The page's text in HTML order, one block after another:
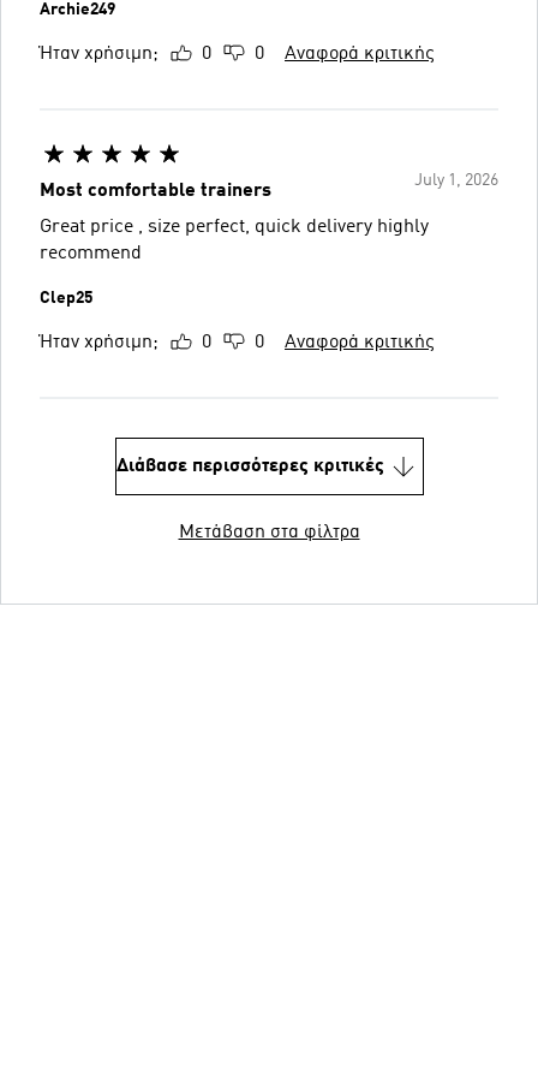
Archie249
Ήταν χρήσιμη; 0 0 Αναφορά κριτικής
July 1, 2026
Most comfortable trainers
Great price , size perfect, quick delivery highly
recommend
Clep25
Ήταν χρήσιμη; 0 0 Αναφορά κριτικής
Διάβασε περισσότερες κριτικές
Μετάβαση στα φίλτρα